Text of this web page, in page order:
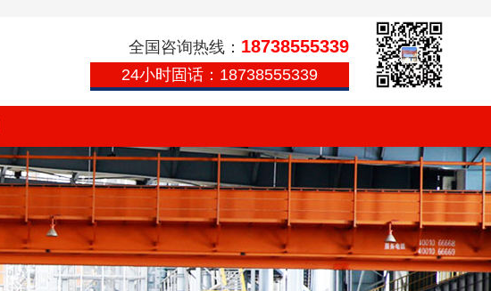
全国咨询热线： 18738555339
24小时固话：18738555339